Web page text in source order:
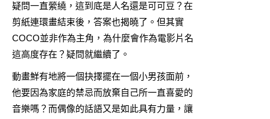
疑問一直縈繞，這到底是人名還是可可豆？在
剪紙連環畫結束後，答案也揭曉了。但其實
COCO並非作為主角，為什麼會作為電影片名
這高度存在？疑問就繼續了。
動畫鮮有地將一個抉擇擺在一個小男孩面前，
他要因為家庭的禁忌而放棄自己所一直喜愛的
音樂嗎？而偶像的話語又是如此具有力量，讓